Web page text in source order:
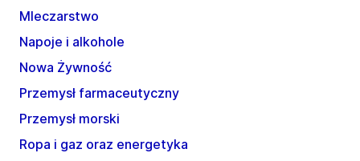
Mleczarstwo
Napoje i alkohole
Nowa Żywność
Przemysł farmaceutyczny
Przemysł morski
Ropa i gaz oraz energetyka